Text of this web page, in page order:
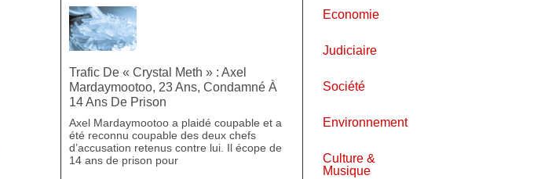
Trafic De « Crystal Meth » : Axel
Mardaymootoo, 23 Ans, Condamné À
14 Ans De Prison
Axel Mardaymootoo a plaidé coupable et a
été reconnu coupable des deux chefs
d’accusation retenus contre lui. Il écope de
14 ans de prison pour
Economie
Judiciaire
Société
Environnement
Culture &
Musique